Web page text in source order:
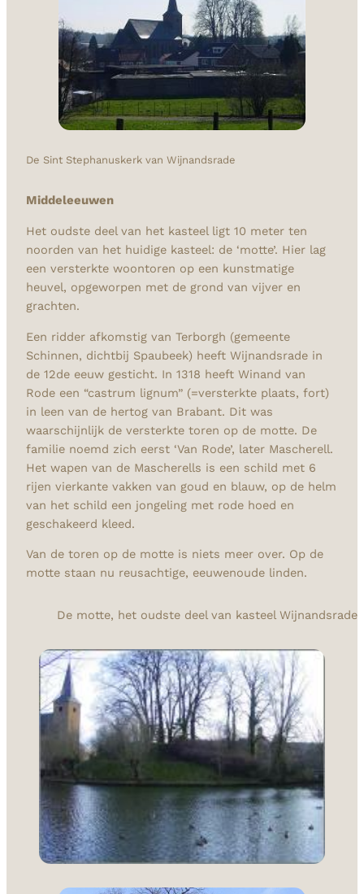
De Sint Stephanuskerk van Wijnandsrade
Middeleeuwen
Het oudste deel van het kasteel ligt 10 meter ten
noorden van het huidige kasteel: de ‘motte’. Hier lag
een versterkte woontoren op een kunstmatige
heuvel, opgeworpen met de grond van vijver en
grachten.
Een ridder afkomstig van Terborgh (gemeente
Schinnen, dichtbij Spaubeek) heeft Wijnandsrade in
de 12de eeuw gesticht. In 1318 heeft Winand van
Rode een “castrum lignum” (=versterkte plaats, fort)
in leen van de hertog van Brabant. Dit was
waarschijnlijk de versterkte toren op de motte. De
familie noemd zich eerst ‘Van Rode’, later Mascherell.
Het wapen van de Mascherells is een schild met 6
rijen vierkante vakken van goud en blauw, op de helm
van het schild een jongeling met rode hoed en
geschakeerd kleed.
Van de toren op de motte is niets meer over. Op de
motte staan nu reusachtige, eeuwenoude linden.
De motte, het oudste deel van kasteel Wijnandsrade